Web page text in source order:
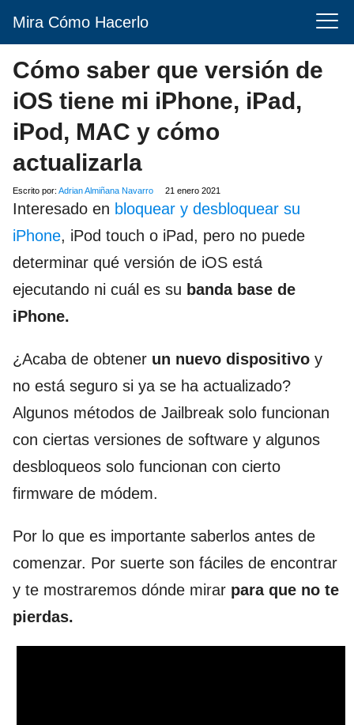
Mira Cómo Hacerlo
Cómo saber que versión de
iOS tiene mi iPhone, iPad,
iPod, MAC y cómo
actualizarla
Escrito por: Adrian Almiñana Navarro 21 enero 2021
Interesado en bloquear y desbloquear su
iPhone, iPod touch o iPad, pero no puede
determinar qué versión de iOS está
ejecutando ni cuál es su banda base de
iPhone.
¿Acaba de obtener un nuevo dispositivo y
no está seguro si ya se ha actualizado?
Algunos métodos de Jailbreak solo funcionan
con ciertas versiones de software y algunos
desbloqueos solo funcionan con cierto
firmware de módem.
Por lo que es importante saberlos antes de
comenzar. Por suerte son fáciles de encontrar
y te mostraremos dónde mirar para que no te
pierdas.